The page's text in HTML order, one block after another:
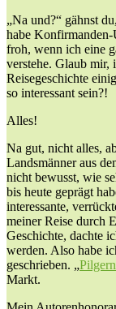
„Na und?“ gähnst
habe
froh, wenn ich eine
verstehe. Glaub mir,
Reisegeschichte
so interessant sein?!
Alles!
Na gut, nicht alles,
Landsmänner aus
nicht bewusst, wie
bis heute geprägt
interessante,
meiner Reise durch
Geschichte, dachte
werden. Also habe
geschrieben. „
Markt.